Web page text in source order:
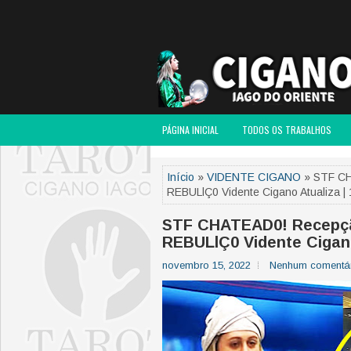
PÁGINA INICIAL TODOS OS TRABALHOS
Início » VIDENTE CIGANO » STF
REBULlÇ0 Vidente Cigano Atualiza |
STF CHATEAD0!
REBULlÇ0 Vidente
novembro 15, 2022 Nenhum